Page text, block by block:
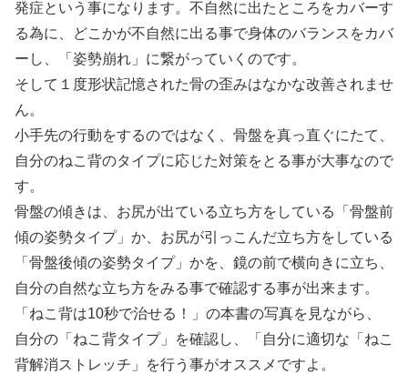
発症という事になります。不自然に出たところをカバーす
る為に、どこかが不自然に出る事で身体のバランスをカバ
ーし、「姿勢崩れ」に繋がっていくのです。
そして１度形状記憶された骨の歪みはなかな改善されませ
ん。
小手先の行動をするのではなく、骨盤を真っ直ぐにたて、
自分のねこ背のタイプに応じた対策をとる事が大事なので
す。
骨盤の傾きは、お尻が出ている立ち方をしている「骨盤前
傾の姿勢タイプ」か、お尻が引っこんだ立ち方をしている
「骨盤後傾の姿勢タイプ」かを、鏡の前で横向きに立ち、
自分の自然な立ち方をみる事で確認する事が出来ます。
「ねこ背は10秒で治せる！」の本書の写真を見ながら、
自分の「ねこ背タイプ」を確認し、「自分に適切な「ねこ
背解消ストレッチ」を行う事がオススメですよ。